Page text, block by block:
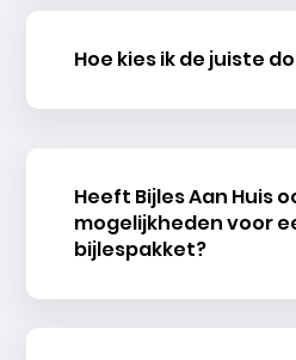
Hoe kies ik de juiste
Heeft Bijles Aan Huis
mogelijkheden voor
bijlespakket?